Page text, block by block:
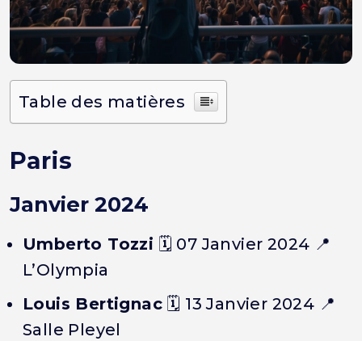
Table des matières
Paris
Janvier 2024
Umberto Tozzi 🗓️ 07 Janvier 2024 📍
L’Olympia
Louis Bertignac 🗓️ 13 Janvier 2024 📍
Salle Pleyel